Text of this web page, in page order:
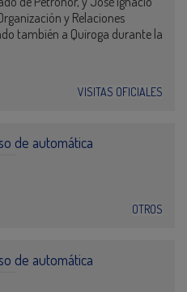
y Relaciones
también a Quiroga durante la
VISITAS OFICIALES
de automática
OTROS
de automática